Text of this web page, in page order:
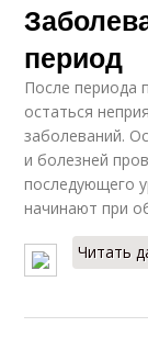
период
После периода
остаться
заболеваний.
и болезней
последующего
начинают при
Читать